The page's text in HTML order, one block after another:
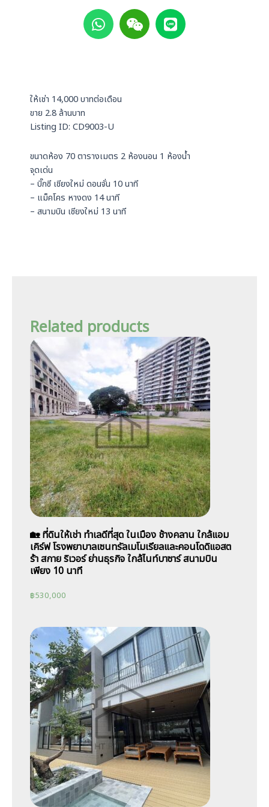
h
a
p
p
e
i
i
n
ให้เช่า 14,000 บาทต่อเดือน
ขาย 2.8 ล้านบาท
Listing ID: CD9003-U
ขนาดห้อง 70 ตารางเมตร 2 ห้องนอน 1 ห้องน้ำ
จุดเด่น
– บิ๊กซี เชียงใหม่ ดอนจั่น 10 นาที
– แม็คโคร หางดง 14 นาที
– สนามบิน เชียงใหม่ 13 นาที
Related products
🏡 ที่ดินให้เช่า ทำเลดีที่สุด ในเมือง ช้างคลาน ใกล้แอม
เคิร์ฟ โรงพยาบาลเซนทรัลเมโมเรียลและคอนโดดิแอสต
ร้า สกาย ริเวอร์ ย่านธุรกิจ ใกล้ไนท์บาซาร์ สนามบิน
เพียง 10 นาที
฿530,000